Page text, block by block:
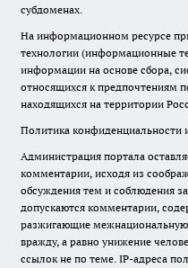
субдоменах.
На информационном ресурсе
технологии (информационные
информации на основе сбора,
относящихся к предпочтениям
находящихся на территории
Политика конфиденциальности
Администрация портала
комментарии, исходя из
обсуждения тем и соблюдения
допускаются комментарии,
разжигающие
вражду, а равно унижение
ссылок не по теме. IP-адреса